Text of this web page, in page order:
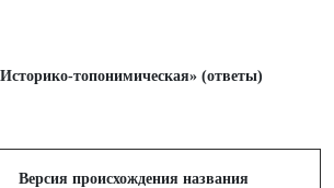
топонимическая» (ответы)
Версия происхождения названия